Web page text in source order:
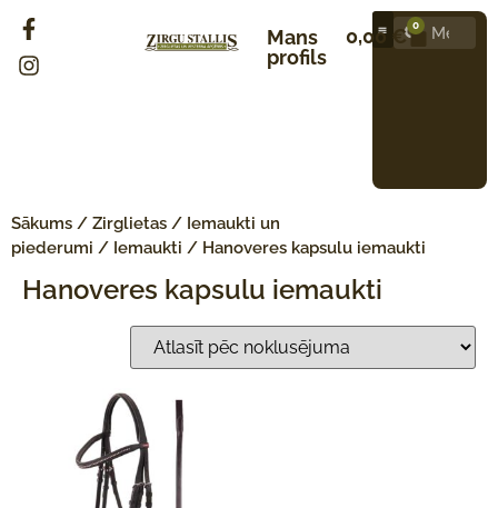
Mans
profils
0,00 € 0
Sākums / Zirglietas / Iemaukti un
piederumi / Iemaukti / Hanoveres kapsulu iemaukti
Hanoveres kapsulu iemaukti